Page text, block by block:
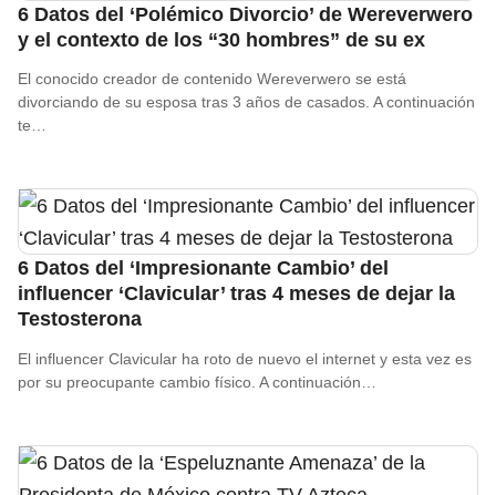
6 Datos del ‘Polémico Divorcio’ de Wereverwero
y el contexto de los “30 hombres” de su ex
El conocido creador de contenido Wereverwero se está
divorciando de su esposa tras 3 años de casados. A continuación
te…
6 Datos del ‘Impresionante Cambio’ del
influencer ‘Clavicular’ tras 4 meses de dejar la
Testosterona
El influencer Clavicular ha roto de nuevo el internet y esta vez es
por su preocupante cambio físico. A continuación…